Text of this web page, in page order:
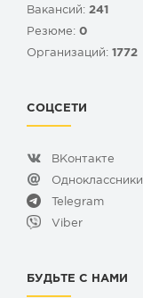
Вакансий: 241
Резюме: 0
Организаций: 1772
СОЦСЕТИ
ВКонтакте
Одноклассники
Telegram
Viber
БУДЬТЕ С НАМИ